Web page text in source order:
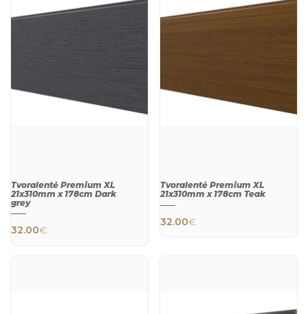
Tvoralentė Premium XL
21x310mm x 178cm Dark
grey
32.00€
Tvoralentė Premium XL
21x310mm x 178cm Teak
32.00€